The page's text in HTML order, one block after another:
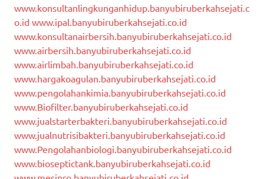
www.konsultanlingkunganhidup.banyubiruberkahsejati.c
o.id www.ipal.banyubiruberkahsejati.co.id
www.konsultanairbersih.banyubiruberkahsejati.co.id
www.airbersih.banyubiruberkahsejati.co.id
www.airlimbah.banyubiruberkahsejati.co.id
www.hargakoagulan.banyubiruberkahsejati.co.id
www.pengolahankimia.banyubiruberkahsejati.co.id
www.Biofilter.banyubiruberkahsejati.co.id
www.jualstarterbakteri.banyubiruberkahsejati.co.id
www.jualnutrisibakteri.banyubiruberkahsejati.co.id
www.Pengolahanbiologi.banyubiruberkahsejati.co.id
www.bioseptictank.banyubiruberkahsejati.co.id